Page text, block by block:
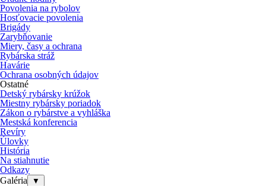
Povolenia na rybolov
Hosťovacie povolenia
Brigády
Zarybňovanie
Miery, časy a ochrana
Rybárska stráž
Havárie
Ochrana osobných údajov
Ostatné
Detský rybársky krúžok
Miestny rybársky poriadok
Zákon o rybárstve a vyhláška
Mestská konferencia
Revíry
Úlovky
História
Na stiahnutie
Odkazy
Galéria
▼